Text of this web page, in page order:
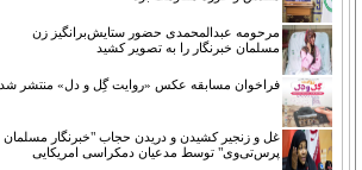
مرحومه عبدالمحمدی حضور ستایش‌برانگیز زن
مسلمان خبرنگار را به تصویر کشید
فراخوان مسابقه عکس «روایت گِل و دل» منتشر شد
غل و زنجیر کشیدن و دریدن حجاب "خبرنگار مسلمان
پرس‌تی‌وی" توسط مدعیان دمکراسی امریکایی